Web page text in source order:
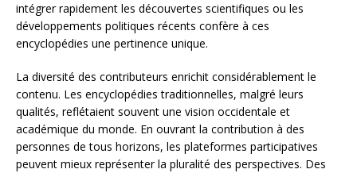
intégrer rapidement les découvertes scientifiques ou les
développements politiques récents confère à ces
encyclopédies une pertinence unique.
La diversité des contributeurs enrichit considérablement le
contenu. Les encyclopédies traditionnelles, malgré leurs
qualités, reflétaient souvent une vision occidentale et
académique du monde. En ouvrant la contribution à des
personnes de tous horizons, les plateformes participatives
peuvent mieux représenter la pluralité des perspectives. Des